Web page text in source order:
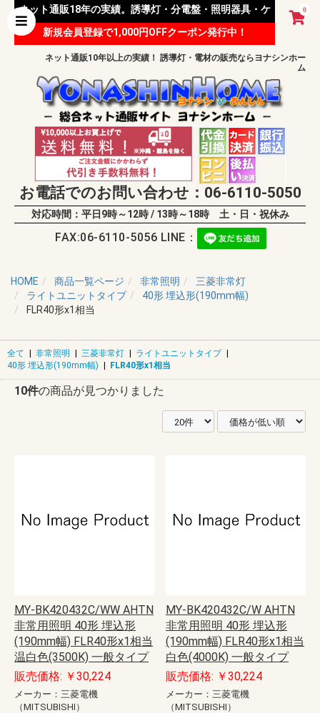
0
ネット通販18年の実績。誘導灯・分電盤・照明器具・ケ
ーブル等 様々な資材を取り扱っています。
新規会員登録で1,000円OFFクーポン発行中！
ネット通販10年以上の実績！ 誘導灯・電材の販売ならヨナシンホー
ム
お電話でのお問い合わせ：06-6110-5050
対応時間：平日9時～12時 / 13時～18時 土・日・祝休み
FAX:06-6110-5056 LINE：
HOME 商品一覧ページ 非常照明
三菱非常灯
ライトユニットタイプ
40形 埋込形(190mm幅)
FLR40形x1相当
全て | 非常照明 | 三菱非常灯 | ライトユニットタイプ |
40形 埋込形(190mm幅) | FLR40形x1相当
10件の商品が見つかりました
MY-BK420432C/WW AHTN
非常用照明 40形 埋込形
(190mm幅) FLR40形x1相当
温白色(3500K) 一般タイプ
販売価格: ￥30,224
メーカー：三菱電機
（MITSUBISHI）
MY-BK420432C/W AHTN
非常用照明 40形 埋込形
(190mm幅) FLR40形x1相当
白色(4000K) 一般タイプ
販売価格: ￥30,224
メーカー：三菱電機
（MITSUBISHI）